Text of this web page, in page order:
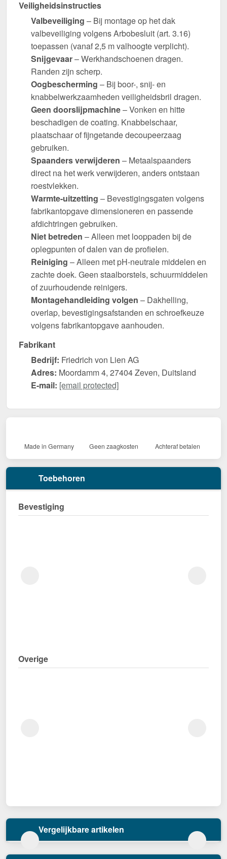
Veiligheidsinstructies
Valbeveiliging – Bij montage op het dak
valbeveiliging volgens Arbobesluit (art. 3.16)
toepassen (vanaf 2,5 m valhoogte verplicht).
Snijgevaar– Werkhandschoenen dragen.
Randen zijn scherp.
Oogbescherming – Bij boor-, snij- en
knabbelwerkzaamheden veiligheidsbril dragen.
Geen doorslijpmachine– Vonken en hitte
beschadigen de coating. Knabbelschaar,
plaatschaar of fijngetande decoupeerzaag
gebruiken.
Spaanders verwijderen – Metaalspaanders
direct na het werk verwijderen, anders ontstaan
roestvlekken.
Warmte-uitzetting – Bevestigingsgaten volgens
fabrikantopgave dimensioneren en passende
afdichtringen gebruiken.
Niet betreden – Alleen met looppaden bij de
oplegpunten of dalen van de profielen.
Reiniging – Alleen met pH-neutrale middelen en
zachte doek. Geen staalborstels, schuurmiddelen
of zuurhoudende reinigers.
Montagehandleiding volgen – Dakhelling,
overlap, bevestigingsafstanden en schroefkeuze
volgens fabrikantopgave aanhouden.
Fabrikant
Bedrijf: Friedrich von Lien AG
Adres: Moordamm 4, 27404 Zeven, Duitsland
E-mail: [email protected]
Made in Germany Geen zaagkosten Achteraf betalen
Toebehoren
Bevestiging
Overige
Vergelijkbare artikelen